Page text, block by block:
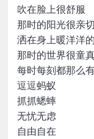
吹在脸上很舒服
那时的阳光很亲切
洒在身上暖洋洋的
那时的世界很童
每时每刻都那么
逗逗蚂蚁
抓抓蟋蟀
无忧无虑
自由自在